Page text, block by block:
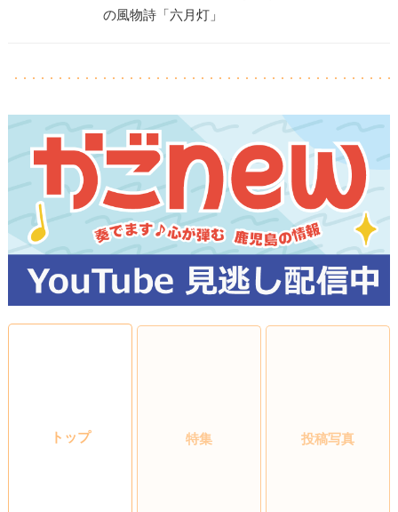
の風物詩「六月灯」
トップ 特集 投稿写真